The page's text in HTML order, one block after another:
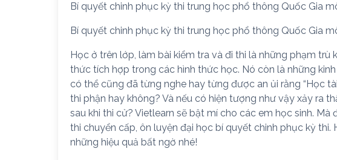
Bí quyết chinh phục kỳ thi trung học phổ thông Quốc Gia
Bí quyết chinh phục kỳ thi trung học phổ thông Quốc Gia
Học ở trên lớp, làm bài kiểm tra và đi thi là những phạm trù
thức tích hợp trong các hình thức học. Nó còn là những
có thể cũng đã từng nghe hay từng được an ủi rằng “Học
thi phận hay không? Và nếu có hiện tượng như vậy xảy ra
sau khi thi cử? Vietlearn sẽ bật mí cho các em học sinh.
thi chuyển cấp, ôn luyện đại học bí quyết chinh phục kỳ
những hiệu quả bất ngờ nhé!